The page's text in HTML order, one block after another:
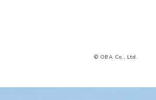
© OBA Co., Ltd.